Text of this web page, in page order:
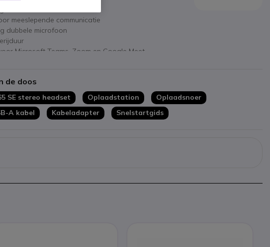
meeslepende communicatie
dubbele microfoon
Microsoft Teams, Zoom en Google Meet
indicator
de doos
SE stereo headset Oplaadstation
Oplaadsnoer
A kabel
Kabeladapter Snelstartgids